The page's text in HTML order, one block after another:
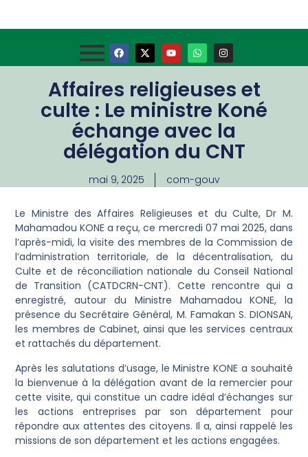
Affaires religieuses et
culte : Le ministre Koné
échange avec la
délégation du CNT
mai 9, 2025 com-gouv
Le Ministre des Affaires Religieuses et du Culte, Dr M.
Mahamadou KONE a reçu, ce mercredi 07 mai 2025, dans
l’après-midi, la visite des membres de la Commission de
l’administration territoriale, de la décentralisation, du
Culte et de réconciliation nationale du Conseil National
de Transition (CATDCRN-CNT). Cette rencontre qui a
enregistré, autour du Ministre Mahamadou KONE, la
présence du Secrétaire Général, M. Famakan S. DIONSAN,
les membres de Cabinet, ainsi que les services centraux
et rattachés du département.
Après les salutations d’usage, le Ministre KONE a souhaité
la bienvenue à la délégation avant de la remercier pour
cette visite, qui constitue un cadre idéal d’échanges sur
les actions entreprises par son département pour
répondre aux attentes des citoyens. Il a, ainsi rappelé les
missions de son département et les actions engagées.